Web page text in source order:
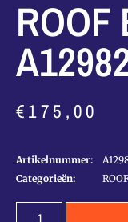
ROOF
€175,00
Artikelnummer:
Categorieën: